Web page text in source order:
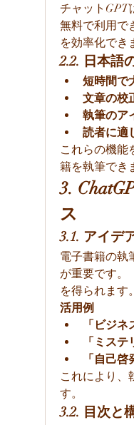
チャットGPT
無料で利用で
を効率化でき
2.2. 日本語
短時間で
文章の校
執筆のア
読者に適
これらの機能
籍を執筆でき
3.
ス
3.1. アイデ
電子書籍の執
が重要です。
を得られます。
活用例
「ビジ
「ミス
「自己
これにより、
す。
3.2. 目次と